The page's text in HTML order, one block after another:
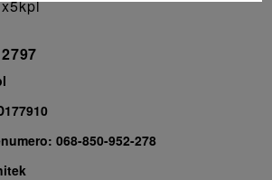
2797
068-850-952-278